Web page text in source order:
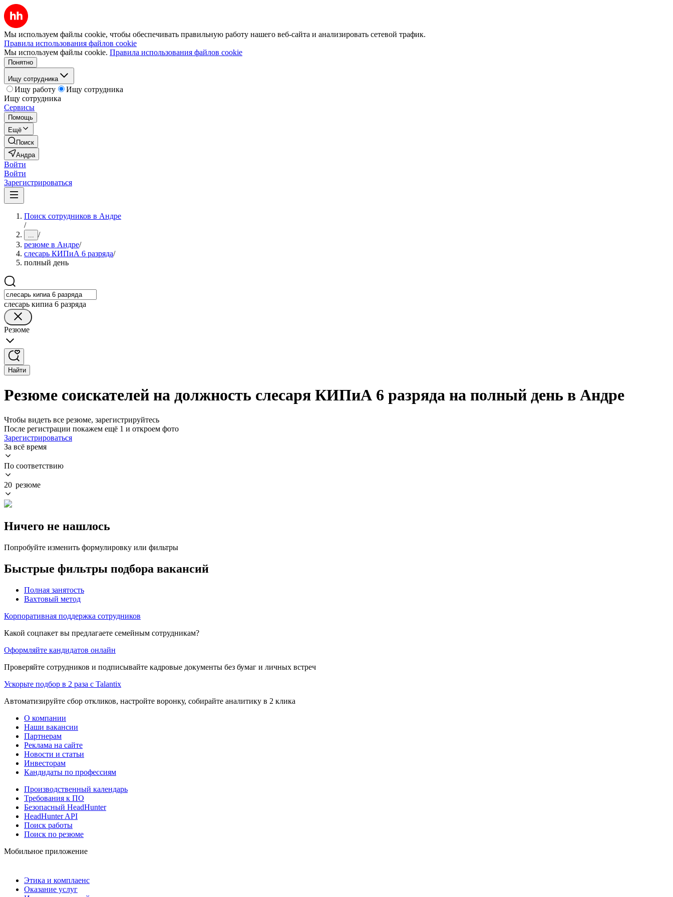
Мы используем файлы cookie, чтобы обеспечивать правильную работу нашего веб-сайта и анализировать сетевой трафик.
Правила использования файлов cookie
Мы используем файлы cookie. Правила использования файлов cookie
Понятно
Ищу сотрудника
Ищу работу
Ищу сотрудника
Ищу сотрудника
Сервисы
Помощь
Ещё
Поиск
Андра
Войти
Войти
Зарегистрироваться
Поиск сотрудников в Андре
/
... /
резюме в Андре/
слесарь КИПиА 6 разряда/
полный день
слесарь кипиа 6 разряда
Резюме
Найти
Резюме соискателей на должность слесаря КИПиА 6 разряда на полный день в Андре
Чтобы видеть все резюме, зарегистрируйтесь
После регистрации покажем ещё 1 и откроем фото
Зарегистрироваться
За всё время
По соответствию
20 резюме
Ничего не нашлось
Попробуйте изменить формулировку или фильтры
Быстрые фильтры подбора вакансий
Полная занятость
Вахтовый метод
Корпоративная поддержка сотрудников
Какой соцпакет вы предлагаете семейным сотрудникам?
Оформляйте кандидатов онлайн
Проверяйте сотрудников и подписывайте кадровые документы без бумаг и личных встреч
Ускорьте подбор в 2 раза с Talantix
Автоматизируйте сбор откликов, настройте воронку, собирайте аналитику в 2 клика
О компании
Наши вакансии
Партнерам
Реклама на сайте
Новости и статьи
Инвесторам
Кандидаты по профессиям
Производственный календарь
Требования к ПО
Безопасный HeadHunter
HeadHunter API
Поиск работы
Поиск по резюме
Мобильное приложение
Этика и комплаенс
Оказание услуг